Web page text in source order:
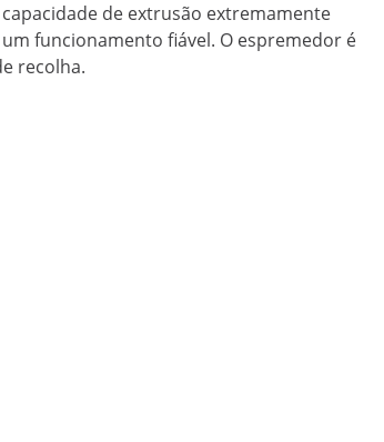
de extrusão extremamente
funcionamento fiável. O espremedor é
recolha.